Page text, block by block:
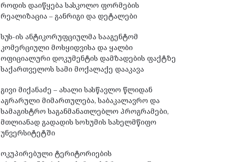
როდის დაიწყება სასკოლო ფორმების
რეალიზაცია – განრიგი და დეტალები
სუს-ის ანტიკორუფციულმა სააგენტომ
კომერციული მოსყიდვისა და ყალბი
ოფიციალური დოკუმენტის დამზადების ფაქტზე
საქართველოს სამი მოქალაქე დააკავა
გივი მიქანაძე – ახალი სასწავლო წლიდან
აგრარული მიმართულება, საბაკალავრო და
სამაგისტრო საგანმანათლებლო პროგრამები,
მთლიანად გადადის სოხუმის სახელმწიფო
უნვერსიტეტში
ოკუპირებული ტერიტორიების